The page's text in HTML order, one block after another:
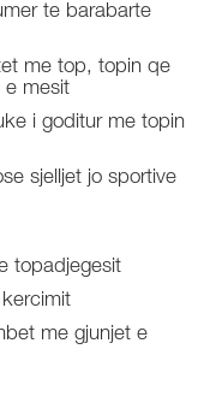
te barabarte
me top, topin qe
e mesit
i goditur me topin
sjelljet jo sportive
topadjegesit
me gjunjet e